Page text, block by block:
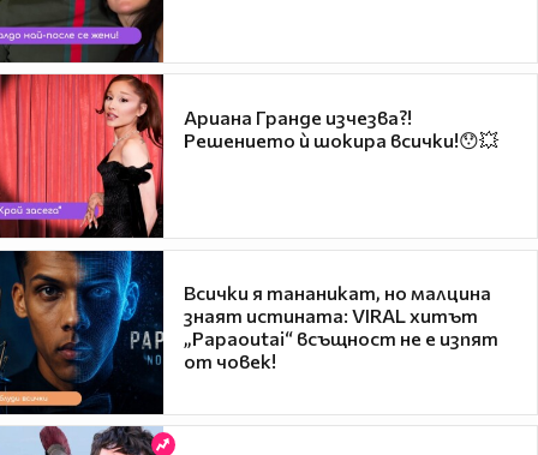
Ариана Гранде изчезва?!
Решението ѝ шокира всички!😯💥
Всички я тананикат, но малцина
знаят истината: VIRAL хитът
„Papaoutai“ всъщност не е изпят
от човек!